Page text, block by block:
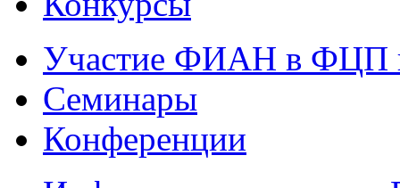
Участие ФИАН в ФЦП
Семинары
Конференции